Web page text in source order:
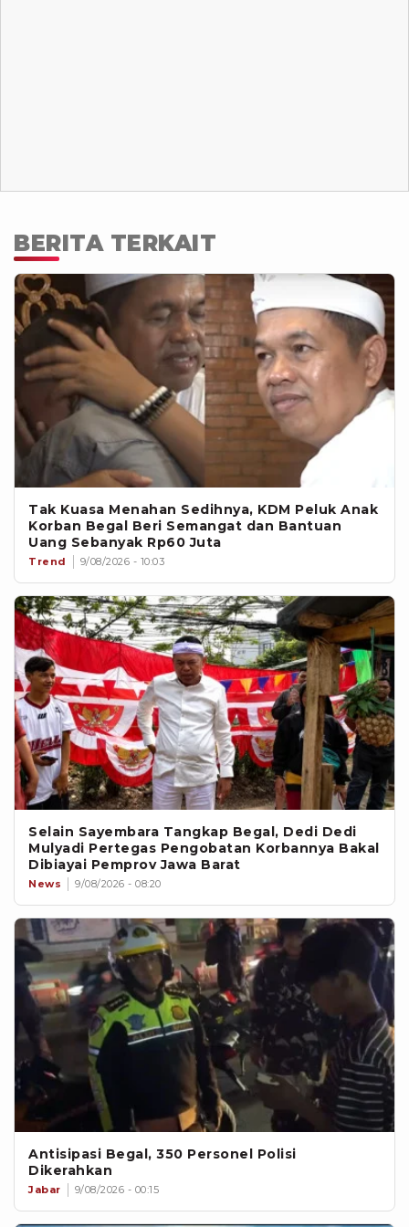
BERITA TERKAIT
Tak Kuasa Menahan Sedihnya, KDM Peluk Anak
Korban Begal Beri Semangat dan Bantuan
Uang Sebanyak Rp60 Juta
Trend 9/08/2026 - 10:03
Selain Sayembara Tangkap Begal, Dedi Dedi
Mulyadi Pertegas Pengobatan Korbannya Bakal
Dibiayai Pemprov Jawa Barat
News 9/08/2026 - 08:20
Antisipasi Begal, 350 Personel Polisi
Dikerahkan
Jabar 9/08/2026 - 00:15